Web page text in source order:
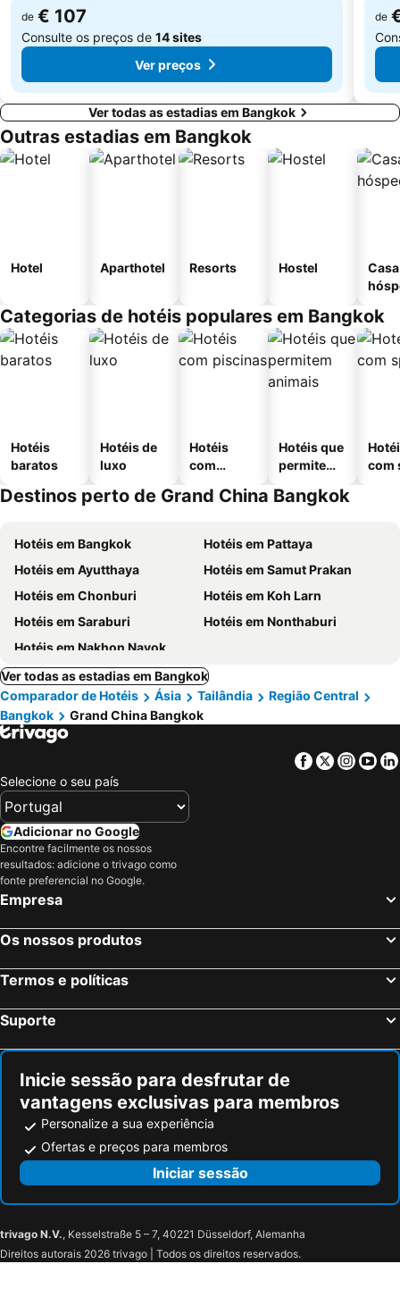
de € 107
Consulte os preços de 14 sites
Ver preços
de
Ver todas as estadias em Bangkok
Outras estadias em Bangkok
Hotel Aparthotel Resorts Hostel
Categorias de hotéis populares em Bangkok
Hotéis
baratos
Hotéis de
luxo
Hotéis
com
Hotéis que
permitem
com
Destinos perto de Grand China Bangkok
Hotéis em Bangkok
Hotéis em Pattaya
Hotéis em Ayutthaya
Hotéis em Samut Prakan
Hotéis em Chonburi
Hotéis em Koh Larn
Hotéis em Saraburi
Hotéis em Nonthaburi
Hotéis em Nakhon Nayok
Ver todas as estadias em Bangkok
Comparador de Hotéis
Ásia Tailândia
Região Central
Bangkok
Grand China Bangkok
Facebook
Twitter
Selecione o seu país
Adicionar no Google
Encontre facilmente os nossos
resultados: adicione o trivago como
fonte preferencial no Google.
Empresa
Os nossos produtos
Termos e políticas
Suporte
Inicie sessão para desfrutar de
vantagens exclusivas para membros
Personalize a sua experiência
Ofertas e preços para membros
Iniciar sessão
trivago N.V., Kesselstraße 5 – 7, 40221 Düsseldorf, Alemanha
Direitos autorais 2026 trivago | Todos os direitos reservados.